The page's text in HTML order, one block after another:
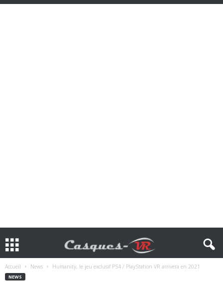
Accueil News Humanity, le jeu exclusif PS4 / PlayStation VR arrivera en 2021
NEWS